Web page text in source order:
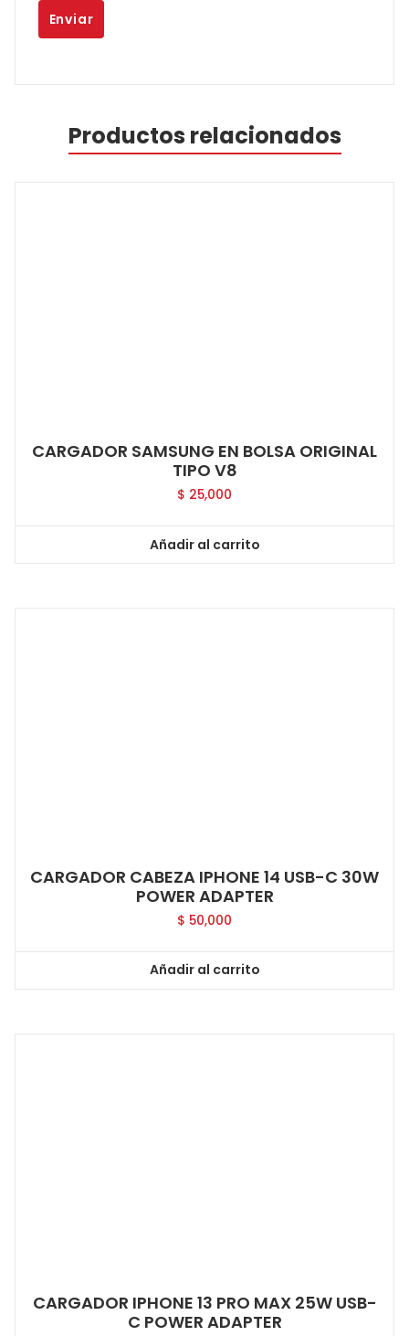
Productos relacionados
CARGADOR SAMSUNG EN BOLSA ORIGINAL
TIPO V8
$ 25,000
Añadir al carrito
CARGADOR CABEZA IPHONE 14 USB-C 30W
POWER ADAPTER
$ 50,000
Añadir al carrito
CARGADOR IPHONE 13 PRO MAX 25W USB-
C POWER ADAPTER